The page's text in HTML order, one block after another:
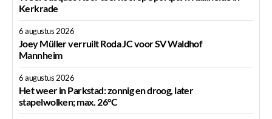
Kerkrade
6 augustus 2026
Joey Müller verruilt Roda JC voor SV Waldhof
Mannheim
6 augustus 2026
Het weer in Parkstad: zonnig en droog, later
stapelwolken; max. 26°C